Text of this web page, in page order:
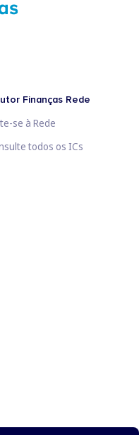
Finanças Rede
se à Rede
todos os ICs